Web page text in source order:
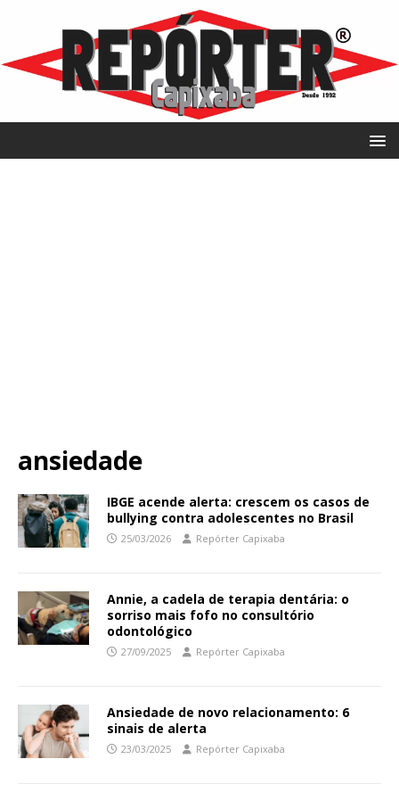
ansiedade
IBGE acende alerta: crescem os casos de
bullying contra adolescentes no Brasil
25/03/2026 Repórter Capixaba
Annie, a cadela de terapia dentária: o
sorriso mais fofo no consultório
odontológico
27/09/2025 Repórter Capixaba
Ansiedade de novo relacionamento: 6
sinais de alerta
23/03/2025 Repórter Capixaba